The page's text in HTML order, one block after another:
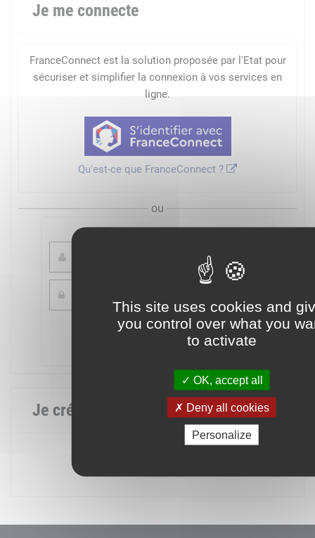
This site uses cookies and
you control over what you
to activate
OK, accept all
Deny all cookies
Personalize
Je me connecte
FranceConnect est la solution proposée par l'Etat pour
sécuriser et simplifier la connexion à vos services en
ligne.
Qu'est-ce que FranceConnect ?
ou
Mot de passe oublié ?
Je crée mon compte